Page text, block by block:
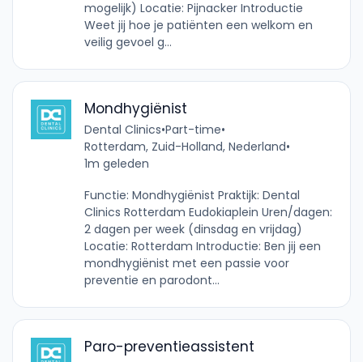
mogelijk) Locatie: Pijnacker Introductie
Weet jij hoe je patiënten een welkom en
veilig gevoel g...
Mondhygiënist
Dental Clinics•Part-time•
Rotterdam, Zuid-Holland, Nederland•
1m geleden
Functie: Mondhygiënist Praktijk: Dental
Clinics Rotterdam Eudokiaplein Uren/dagen:
2 dagen per week (dinsdag en vrijdag)
Locatie: Rotterdam Introductie: Ben jij een
mondhygiënist met een passie voor
preventie en parodont...
Paro-preventieassistent